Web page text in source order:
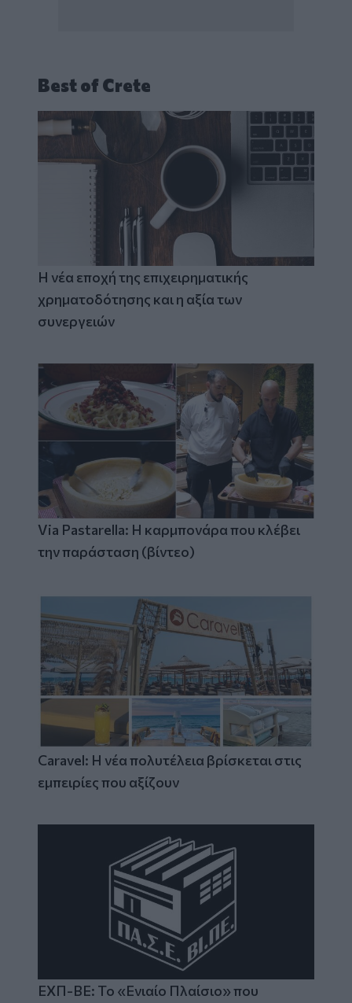
Best of Crete
Η νέα εποχή της επιχειρηματικής
χρηματοδότησης και η αξία των
συνεργειών
Via Pastarella: Η καρμπονάρα που κλέβει
την παράσταση (βίντεο)
Caravel: Η νέα πολυτέλεια βρίσκεται στις
εμπειρίες που αξίζουν
ΕΧΠ-ΒΕ: Το «Ενιαίο Πλαίσιο» που